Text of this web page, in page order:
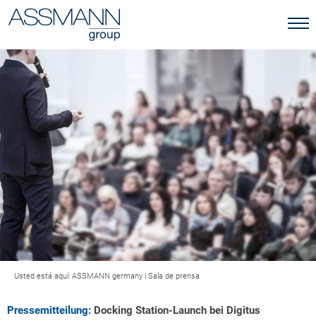
Usted está aquí: ASSMANN germany | Sala de prensa
Pressemitteilung: Docking Station-Launch bei Digitus